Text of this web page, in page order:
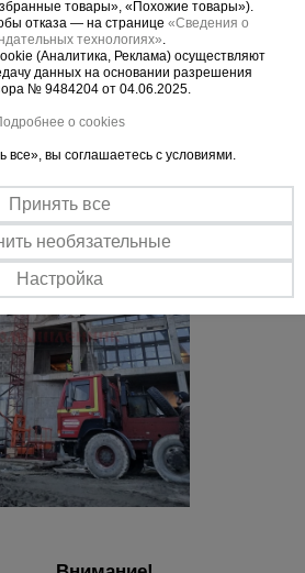
–
работа
товары», «Похожие товары»).
отказа — на странице «Сведения о
технологиях».
(Аналитика, Реклама) осуществляют
данных на основании разрешения
№ 9484204 от 04.06.2025.
о cookies
вы соглашаетесь с условиями.
Принять все
необязательные
Настройка